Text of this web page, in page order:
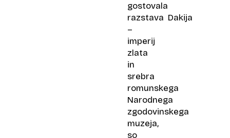
gostovala
razstava Dakija
–
imperij
zlata
in
srebra
romunskega
Narodnega
zgodovinskega
muzeja,
so